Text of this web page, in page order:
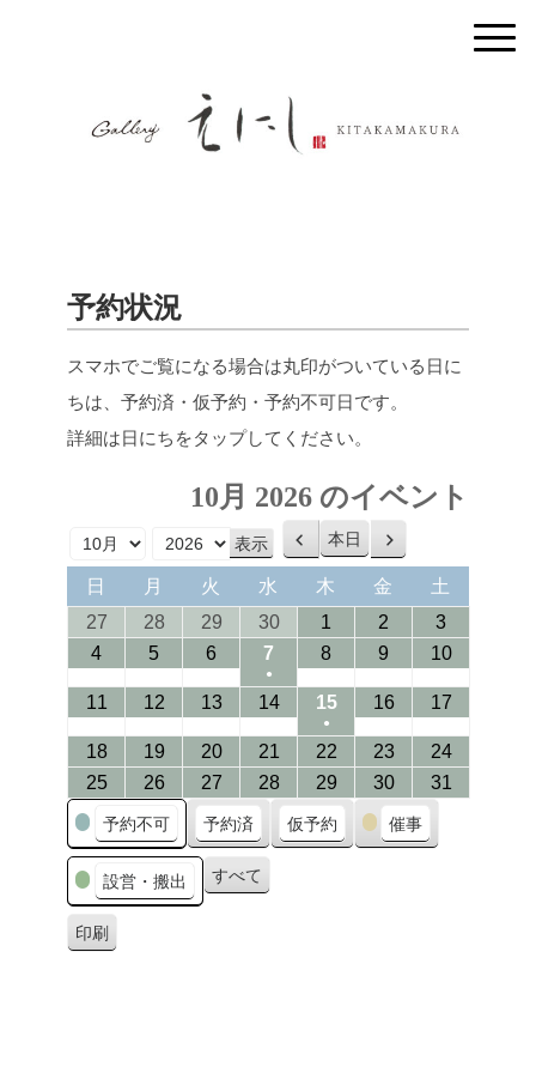
予約状況
スマホでご覧になる場合は丸印がついている日に
ちは、予約済・仮予約・予約不可日です。
詳細は日にちをタップしてください。
10月 2026 のイベント
前
へ
本日
次
へ
日
曜
月
曜
火
曜
水
曜
木 金 土
日
2727/09/2026
2828/09/2026
2929/09/2026
3030/09/2026
1 01/10/2026
2 02/10/2026
303/10/
404/10/2026
505/10/2026
606/10/2026
7 07/10/2026
●
(1
event)
808/10/2026
9 09/10/2026
1010/10/
1111/10/2026
1212/10/2026
1313/10/2026
1414/10/2026
1515/10/2026
●
(1
event)
1616/10/2026
1717/10/
1818/10/2026
1919/10/2026
2020/10/2026
2121/10/2026
2222/10/2026
2323/10/2026
2424/10/
2525/10/2026
2626/10/2026
2727/10/2026
2828/10/2026
2929/10/2026
3030/10/2026
3131/10/
カ
テ
ゴ
リ
ー
予約不可 予約済 仮予約 催事
設営・搬出 すべて
印刷